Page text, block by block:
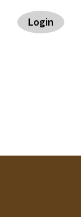
Login